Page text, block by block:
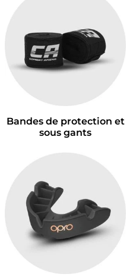
Bandes de protection et
sous gants